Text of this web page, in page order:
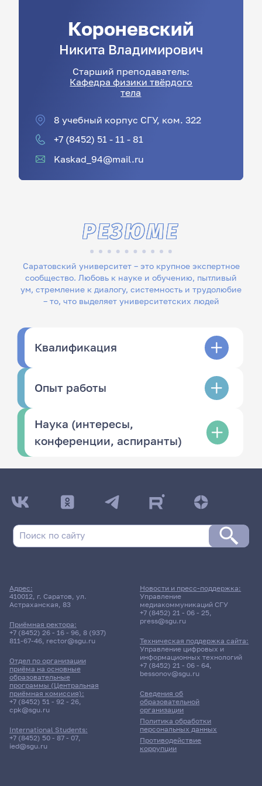
Короневский
Никита Владимирович
Старший преподаватель:
Кафедра физики твёрдого
тела
8 учебный корпус СГУ, ком. 322
+7 (8452) 51 - 11 - 81
Kaskad_94@mail.ru
Саратовский университет – это крупное экспертное
сообщество. Любовь к науке и обучению, пытливый
ум, стремление к диалогу, системность и трудолюбие
– то, что выделяет университетских людей
РЕЗЮМЕ
Квалификация
Опыт работы
Наука (интересы,
конференции, аспиранты)
Адрес:
410012, г. Саратов, ул.
Астраханская, 83
Приёмная ректора:
+7 (8452) 26 - 16 - 96, 8 (937)
811-67-46, rector@sgu.ru
Отдел по организации
приёма на основные
образовательные
программы (Центральная
приёмная комиссия):
+7 (8452) 51 - 92 - 26,
cpk@sgu.ru
International Students:
+7 (8452) 50 - 87 - 07,
ied@sgu.ru
Сведения об
образовательной
организации
Политика обработки
персональных данных
Противодействие
коррупции
Новости и пресс-поддержка:
Управление
медиакоммуникаций СГУ
+7 (8452) 21 - 06 - 25,
press@sgu.ru
Техническая поддержка сайта:
Управление цифровых и
информационных технологий
+7 (8452) 21 - 06 - 64,
bessonov@sgu.ru